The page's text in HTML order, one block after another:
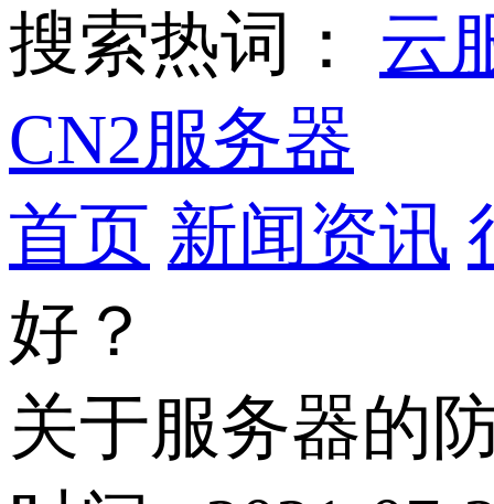
搜索热词： 云
CN2服务器
首页 新闻资讯
好？
关于服务器的